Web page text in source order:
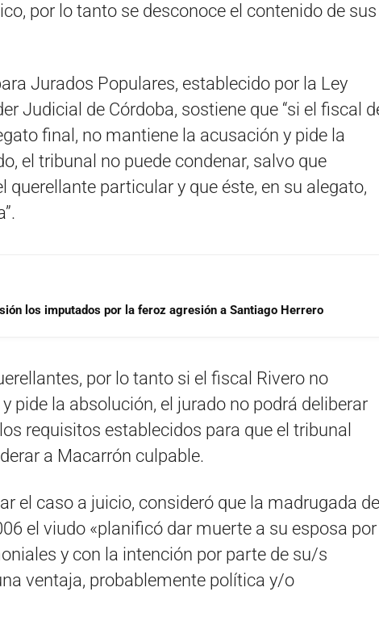
por lo tanto se desconoce el contenido de sus
Jurados Populares, establecido por la Ley
Judicial de Córdoba, sostiene que “si el fiscal
final, no mantiene la acusación y pide la
el tribunal no puede condenar, salvo que
querellante particular y que éste, en su alegato,
los imputados por la feroz agresión a Santiago Herrero
por lo tanto si el fiscal Rivero no
pide la absolución, el jurado no podrá deliberar
requisitos establecidos para que el tribunal
a Macarrón culpable.
el caso a juicio, consideró que la madrugada del
el viudo «planificó dar muerte a su esposa por
y con la intención por parte de su/s
ventaja, probablemente política y/o